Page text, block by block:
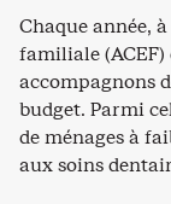
Chaque année,
familiale
accompagnons
budget. Parmi
de ménages à
aux soins